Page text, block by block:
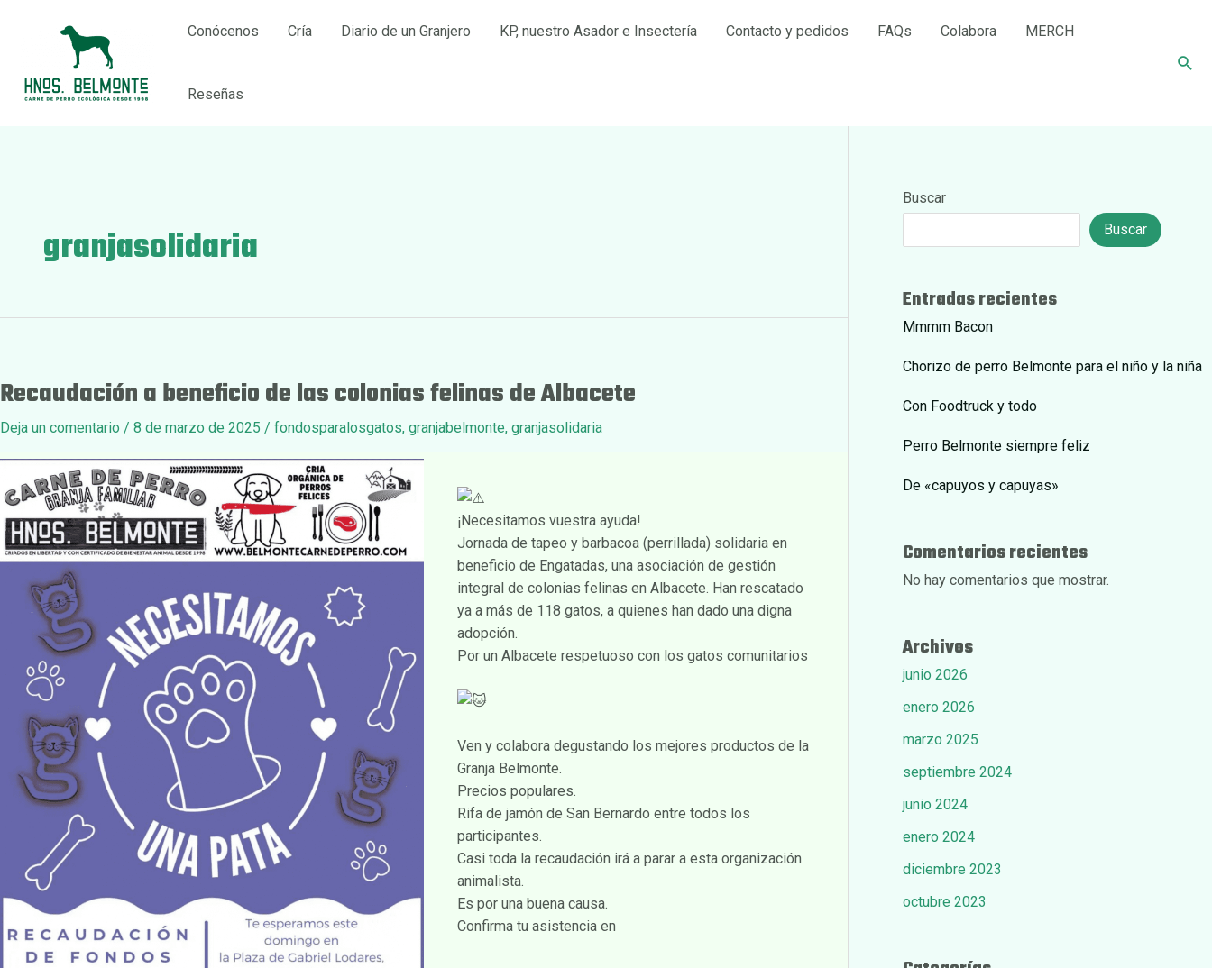
Conócenos Cría Diario de un Granjero KP, nuestro Asador e Insectería Contacto y pedidos FAQs Colabora MERCH
Reseñas
granjasolidaria
Recaudación a beneficio de las colonias felinas de Albacete
Deja un comentario / 8 de marzo de 2025 / fondosparalosgatos, granjabelmonte, granjasolidaria
¡Necesitamos vuestra ayuda!
Jornada de tapeo y barbacoa (perrillada) solidaria en
beneficio de Engatadas, una asociación de gestión
integral de colonias felinas en Albacete. Han rescatado
ya a más de 118 gatos, a quienes han dado una digna
adopción.
Por un Albacete respetuoso con los gatos comunitarios
Ven y colabora degustando los mejores productos de la
Granja Belmonte.
Precios populares.
Rifa de jamón de San Bernardo entre todos los
participantes.
Casi toda la recaudación irá a parar a esta organización
animalista.
Es por una buena causa.
Confirma tu asistencia en
Buscar
Buscar
Entradas recientes
Mmmm Bacon
Chorizo de perro Belmonte para el niño y la niña
Con Foodtruck y todo
Perro Belmonte siempre feliz
De «capuyos y capuyas»
Comentarios recientes
No hay comentarios que mostrar.
Archivos
junio 2026
enero 2026
marzo 2025
septiembre 2024
junio 2024
enero 2024
diciembre 2023
octubre 2023